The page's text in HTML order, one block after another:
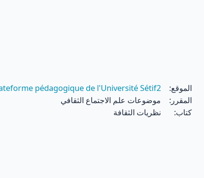
الموقع:
pédagogique de l'Université Sétif2
المقرر:
موضوعات علم الاجتماع الثقافي
كتاب:
نظريات الثقافة